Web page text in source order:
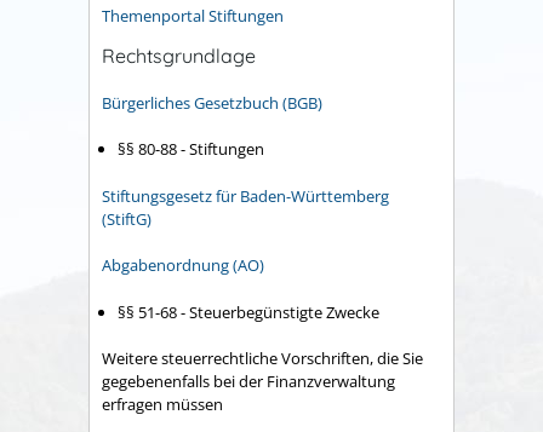
Themenportal Stiftungen
Rechtsgrundlage
Bürgerliches Gesetzbuch (BGB)
§§ 80-88 - Stiftungen
Stiftungsgesetz für Baden-Württemberg
(StiftG)
Abgabenordnung (AO)
§§ 51-68 - Steuerbegünstigte Zwecke
Weitere steuerrechtliche Vorschriften, die Sie
gegebenenfalls bei der Finanzverwaltung
erfragen müssen